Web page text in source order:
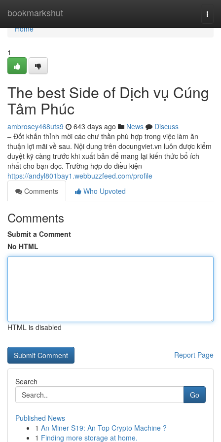
bookmarkshut
Home
Home
1
The best Side of Dịch vụ Cúng
Tâm Phúc
ambrosey468uts9 643 days ago News
Discuss
– Đốt khấn thỉnh mời các chư thần phù hợp trong việc làm ăn
thuận lợi mãi về sau. Nội dung trên docungviet.vn luôn được kiểm
duyệt kỹ càng trước khi xuất bản để mang lại kiến thức bổ ích
nhất cho bạn đọc. Trường hợp do điều kiện
https://andyl801bay1.webbuzzfeed.com/profile
Comments
Who Upvoted
Comments
Submit a Comment
No HTML
HTML is disabled
Report Page
Search
Go
Published News
1 An Miner S19: An Top Crypto Machine ?
1 Finding more storage at home.